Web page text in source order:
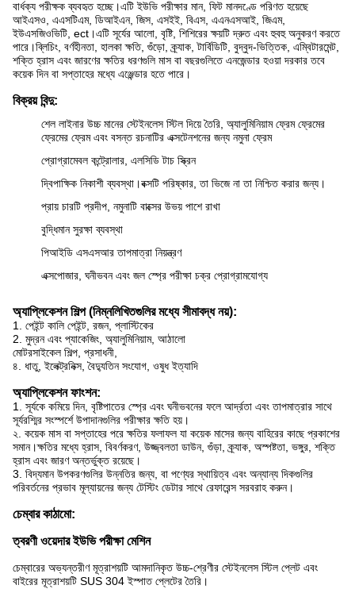
বার্ধক্য পরীক্ষক ব্যবহৃত হচ্ছে।এটি ইউভি পরীক্ষার মান, ফিট মানদণ্ডে পরিণত হয়েছে
আইএসও, এএসটিএম, ডিআইএন, জিস, এসইই, বিএস, এএনএসআই, জিএম,
ইউএসজিওভিটি, ect।এটি সূর্যের আলো, বৃষ্টি, শিশিরের ক্ষয়টি দ্রুত এবং হুবহু অনুকরণ করতে
পারে।ব্লিচিং, বর্ণহীনতা, হালকা ক্ষতি, গুঁড়ো, ক্র্যাক, টার্বিডিটি, বুদ্বুদ-ভিত্তিক, এম্বিটারমেন্ট,
শক্তি হ্রাস এবং জারণের ক্ষতির ধরণগুলি মাস বা বছরগুলিতে এনজেন্ডার হওয়া দরকার তবে
কয়েক দিন বা সপ্তাহের মধ্যে এঞ্জেন্ডার হতে পারে।
বিক্রয় বিন্দু:
শেল লাইনার উচ্চ মানের স্টেইনলেস স্টিল দিয়ে তৈরি, অ্যালুমিনিয়াম ফ্রেম ফ্রেমের
ফ্রেমের ফ্রেম এবং বসন্ত রচনাটির এক্সটেনশনের জন্য নমুনা ফ্রেম
প্রোগ্রামেবল কন্ট্রোলার, এলসিডি টাচ স্ক্রিন
দ্বিপাক্ষিক নিকাশী ব্যবস্থা।বক্সটি পরিষ্কার, তা ভিজে না তা নিশ্চিত করার জন্য।
প্রায় চারটি প্রদীপ, নমুনাটি বাক্সের উভয় পাশে রাখা
বুদ্ধিমান সুরক্ষা ব্যবস্থা
পিআইডি এসএসআর তাপমাত্রা নিয়ন্ত্রণ
এক্সপোজার, ঘনীভবন এবং জল স্প্রে পরীক্ষা চক্র প্রোগ্রামযোগ্য
অ্যাপ্লিকেশন শিল্প (নিম্নলিখিতগুলির মধ্যে সীমাবদ্ধ নয়):
1. পেইন্ট কালি পেইন্ট, রজন, প্লাস্টিকের
2. মুদ্রন এবং প্যাকেজিং, অ্যালুমিনিয়াম, আঠালো
মোটরসাইকেল শিল্প, প্রসাধনী,
৪. ধাতু, ইলেক্ট্রনিক্স, বৈদ্যুতিন সংযোগ, ওষুধ ইত্যাদি
অ্যাপ্লিকেশন ফাংশন:
1. সূর্যকে কমিয়ে দিন, বৃষ্টিপাতের স্প্রে এবং ঘনীভবনের ফলে আর্দ্রতা এবং তাপমাত্রার সাথে
সূর্যরশ্মির সংস্পর্শে উপাদানগুলির পরীক্ষার ক্ষতি হয়।
২. কয়েক মাস বা সপ্তাহের পরে ক্ষতির ফলাফল যা কয়েক মাসের জন্য বাহিরের কাছে প্রকাশের
সমান।ক্ষতির মধ্যে হ্রাস, বিবর্ণকরণ, উজ্জ্বলতা ডাউন, গুঁড়া, ক্র্যাক, অস্পষ্টতা, ভঙ্গুর, শক্তি
হ্রাস এবং জারণ অন্তর্ভুক্ত রয়েছে।
3. বিদ্যমান উপকরণগুলির উন্নতির জন্য, বা পণ্যের স্থায়িত্ব এবং অন্যান্য দিকগুলির
পরিবর্তনের প্রভাব মূল্যায়নের জন্য টেস্টিং ডেটার সাথে রেফারেন্স সরবরাহ করুন।
চেম্বার কাঠামো:
ত্বরণী ওয়েদার ইউভি পরীক্ষা মেশিন
চেম্বারের অভ্যন্তরীণ মূত্রাশয়টি আমদানিকৃত উচ্চ-শ্রেণীর স্টেইনলেস স্টিল প্লেট এবং
বাইরের মূত্রাশয়টি SUS 304 ইস্পাত প্লেটের তৈরি।